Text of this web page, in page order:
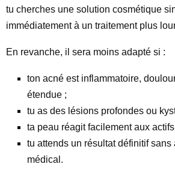
tu cherches une solution cosmétique
immédiatement à un traitement plus
En revanche, il sera moins adapté si :
ton acné est inflammatoire,
étendue ;
tu as des lésions profondes ou
ta peau réagit facilement aux
tu attends un résultat définitif
médical.